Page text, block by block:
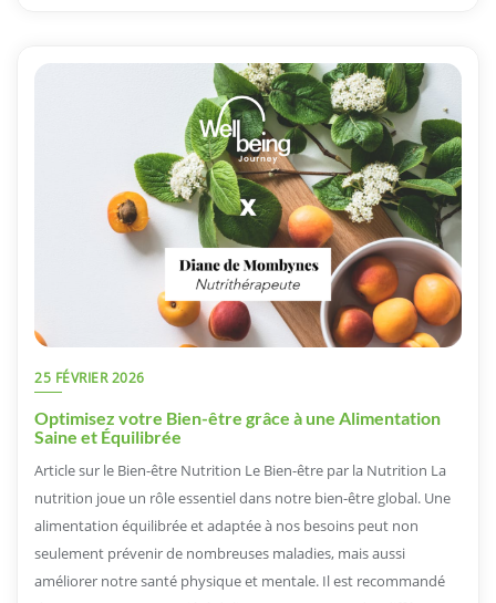
25 FÉVRIER 2026
Optimisez votre Bien-être grâce à une Alimentation
Saine et Équilibrée
Article sur le Bien-être Nutrition Le Bien-être par la Nutrition La
nutrition joue un rôle essentiel dans notre bien-être global. Une
alimentation équilibrée et adaptée à nos besoins peut non
seulement prévenir de nombreuses maladies, mais aussi
améliorer notre santé physique et mentale. Il est recommandé